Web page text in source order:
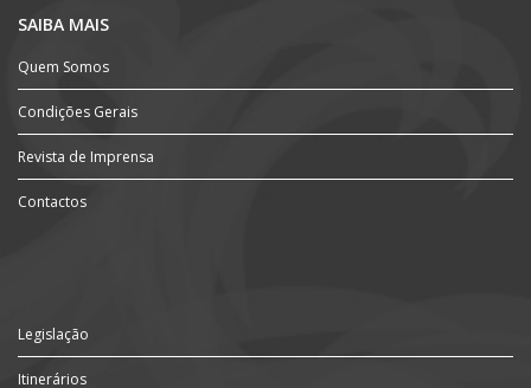
SAIBA MAIS
Quem Somos
Condições Gerais
Revista de Imprensa
Contactos
Legislação
Itinerários